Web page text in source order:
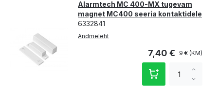
Alarmtech MC 400-MX tugevam
magnet MC400 seeria kontaktidele
6332841
Andmeleht
7,40 € 9 €
qty